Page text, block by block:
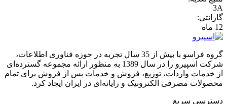
3A
گارانتی:
12 ماه
گروه فراسو با بیش از 35 سال تجربه در حوزه فناوری اطلاعات،
شرکت اسپیرو را در سال 1389 به منظور ارائه مجموعه گسترده‌ای
از خدمات واردات، توزیع، فروش و خدمات پس از فروش برای تمام
محصولات مصرفی الکترونیک و رایانه‌ای در ایران ایجاد کرد.
دسترسی‌ سریع